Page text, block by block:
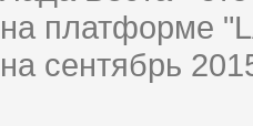
на платформе
на сентябрь